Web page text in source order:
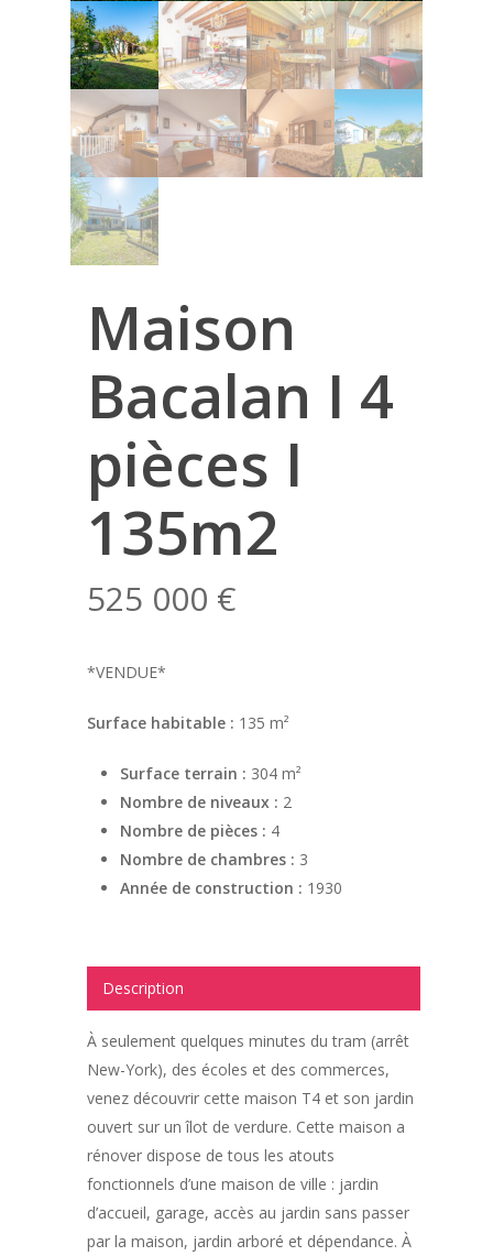
Maison
Bacalan I 4
pièces I
135m2
525 000 €
*VENDUE*
Surface habitable : 135 m²
Surface terrain : 304 m²
Nombre de niveaux : 2
Nombre de pièces : 4
Nombre de chambres : 3
Année de construction : 1930
Description
À seulement quelques minutes du tram (arrêt
New-York), des écoles et des commerces,
venez découvrir cette maison T4 et son jardin
ouvert sur un îlot de verdure. Cette maison a
rénover dispose de tous les atouts
fonctionnels d’une maison de ville : jardin
d’accueil, garage, accès au jardin sans passer
par la maison, jardin arboré et dépendance. À